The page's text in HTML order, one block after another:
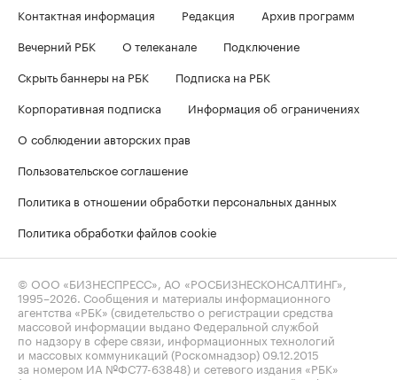
Контактная информация Редакция
Архив программ
Вечерний РБК
О телеканале
Подключение
Скрыть баннеры на РБК
Подписка на РБК
Корпоративная подписка
Информация об ограничениях
О соблюдении авторских прав
Пользовательское соглашение
Политика в отношении обработки персональных данных
Политика обработки файлов cookie
© ООО «БИЗНЕСПРЕСС», АО «РОСБИЗНЕСКОНСАЛТИНГ»,
1995–2026. Сообщения и материалы информационного
агентства «РБК» (свидетельство о регистрации средства
массовой информации выдано Федеральной службой
по надзору в сфере связи, информационных технологий
и массовых коммуникаций (Роскомнадзор) 09.12.2015
за номером ИА №ФС77-63848) и сетевого издания «РБК»